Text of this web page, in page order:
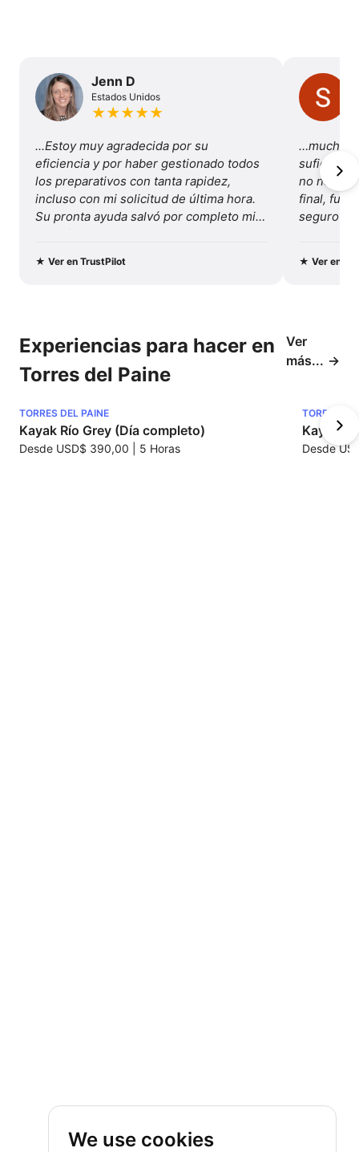
We use cookies
Jenn D
Estados Unidos
★★★★★
...Estoy muy agradecida por su
eficiencia y por haber gestionado todos
los preparativos con tanta rapidez,
incluso con mi solicitud de última hora.
Su pronta ayuda salvó por completo mis
vacaciones...
★ Ver en TrustPilot
…mucha
suficiente
no
final, fue
seguro y
★Ver en
Experiencias para hacer en
Torres del Paine
Ver
más...
TORRES DEL PAINE
Kayak Río Grey (Día completo)
Desde USD$ 390,00 5 Horas
TORRES
Kayak
Desde